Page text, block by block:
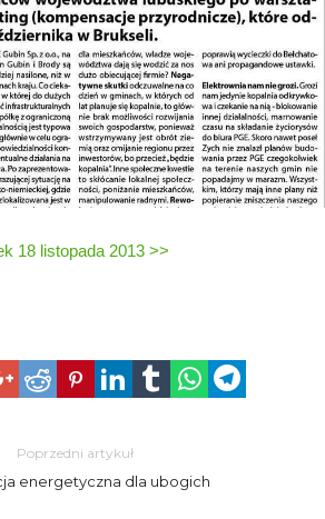
18 listopada 2013 >>
Poprzedni artykuł
energetyczna dla ubogich